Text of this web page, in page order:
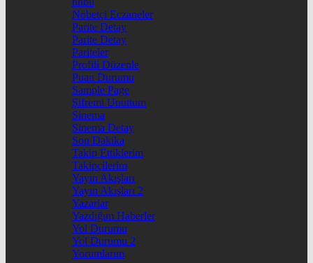
Nöbetçi Eczaneler
Parite Detay
Parite Detay
Pariteler
Profili Düzenle
Puan Durumu
Sample Page
Şifremi Unuttum
Sinema
Sinema Detay
Son Dakika
Takip Ettiklerim
Takipçilerim
Yayın Akışları
Yayın Akışları 2
Yazarlar
Yazdığım Haberler
Yol Durumu
Yol Durumu 2
Yorumlarım